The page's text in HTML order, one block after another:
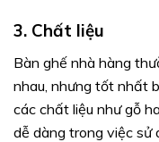
3. Chất liệu
Bàn ghế nhà hàng
nhau, nhưng tốt nhất
các chất liệu như gỗ
dễ dàng trong việc sử